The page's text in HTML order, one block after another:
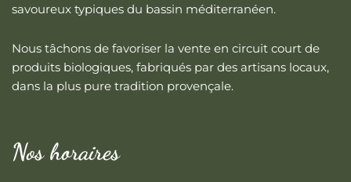
savoureux typiques du bassin méditerranéen.
Nous tâchons de favoriser la vente en circuit court de
produits biologiques, fabriqués par des artisans locaux,
dans la plus pure tradition provençale.
Nos horaires